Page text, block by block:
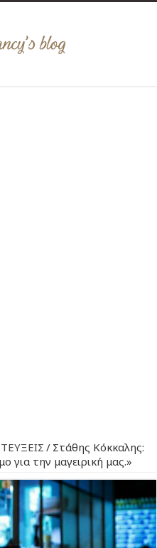
/ Στάθης Κόκκαλης:
για την μαγειρική μας.»